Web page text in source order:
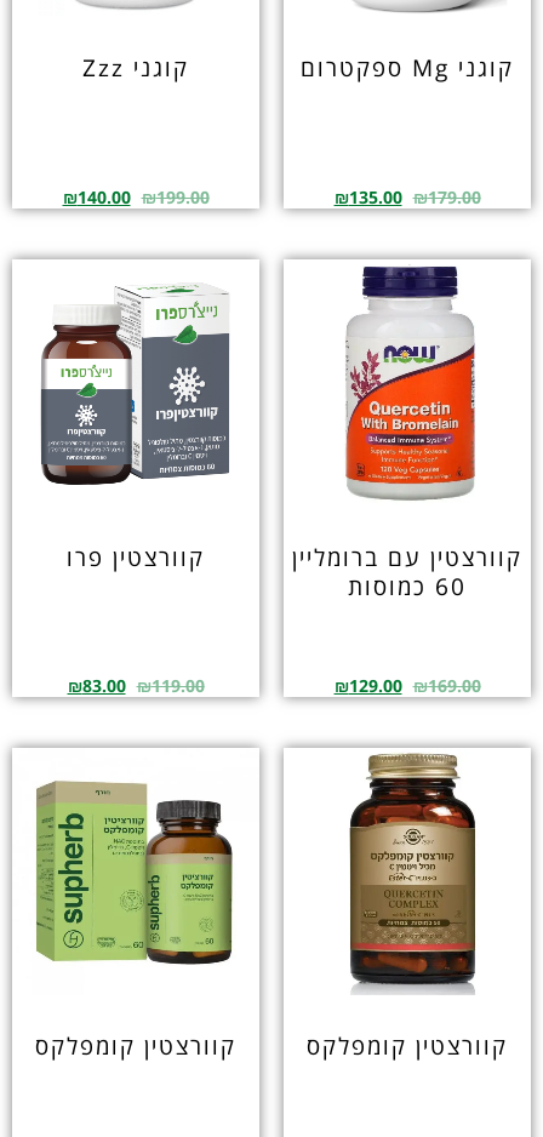
קוגני Mg ספקטרום
₪179.00
₪135.00
קוגני Zzz
₪199.00
₪140.00
קוורצטין עם ברומליין
60 כמוסות
₪169.00
₪129.00
קוורצטין פרו
₪119.00
₪83.00
קוורצטין קומפלקס קוורצטין קומפלקס